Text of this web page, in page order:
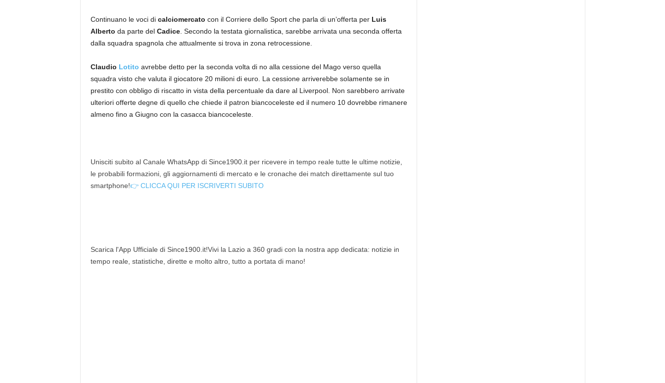
Continuano le voci di calciomercato con il Corriere dello Sport che parla di un’offerta per Luis
Alberto da parte del Cadice. Secondo la testata giornalistica, sarebbe arrivata una seconda offerta
dalla squadra spagnola che attualmente si trova in zona retrocessione.
Claudio Lotito avrebbe detto per la seconda volta di no alla cessione del Mago verso quella
squadra visto che valuta il giocatore 20 milioni di euro. La cessione arriverebbe solamente se in
prestito con obbligo di riscatto in vista della percentuale da dare al Liverpool. Non sarebbero arrivate
ulteriori offerte degne di quello che chiede il patron biancoceleste ed il numero 10 dovrebbe rimanere
almeno fino a Giugno con la casacca biancoceleste.
Unisciti subito al Canale WhatsApp di Since1900.it per ricevere in tempo reale tutte le ultime notizie,
le probabili formazioni, gli aggiornamenti di mercato e le cronache dei match direttamente sul tuo
smartphone!👉 CLICCA QUI PER ISCRIVERTI SUBITO
Scarica l'App Ufficiale di Since1900.it!Vivi la Lazio a 360 gradi con la nostra app dedicata: notizie in
tempo reale, statistiche, dirette e molto altro, tutto a portata di mano!